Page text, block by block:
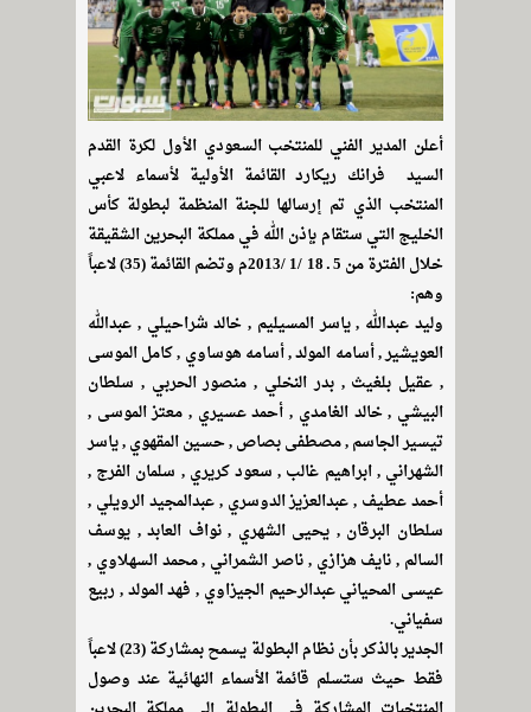
أعلن المدير الفني للمنتخب السعودي الأول لكرة القدم
السيد فرانك ريكارد القائمة الأولية لأسماء لاعبي
المنتخب الذي تم إرسالها للجنة المنظمة لبطولة كأس
الخليج التي ستقام بإذن الله في مملكة البحرين الشقيقة
خلال الفترة من 5 ـ 18 /1 /2013م وتضم القائمة (35) لاعباً
وهم:
وليد عبدالله , ياسر المسيليم , خالد شراحيلي , عبدالله
العويشير , أسامه المولد , أسامه هوساوي , كامل الموسى
, عقيل بلغيث , بدر النخلي , منصور الحربي , سلطان
البيشي , خالد الغامدي , أحمد عسيري , معتز الموسى ,
تيسير الجاسم , مصطفى بصاص , حسين المقهوي , ياسر
الشهراني , ابراهيم غالب , سعود كريري , سلمان الفرج ,
أحمد عطيف , عبدالعزيز الدوسري , عبدالمجيد الرويلي ,
سلطان البرقان , يحيى الشهري , نواف العابد , يوسف
السالم , نايف هزازي , ناصر الشمراني , محمد السهلاوي ,
عيسى المحياني عبدالرحيم الجيزاوي , فهد المولد , ربيع
سفياني.
الجدير بالذكر بأن نظام البطولة يسمح بمشاركة (23) لاعباً
فقط حيث ستسلم قائمة الأسماء النهائية عند وصول